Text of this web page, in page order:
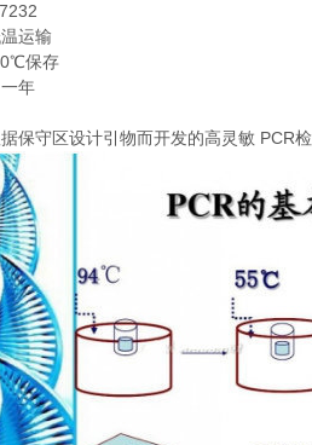
运输
℃保存
年
保守区设计引物而开发的高灵敏 PCR